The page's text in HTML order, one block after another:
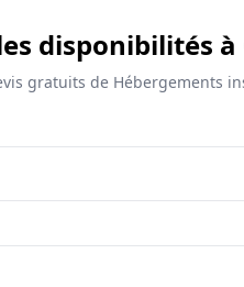
disponibilités à
gratuits de Hébergements